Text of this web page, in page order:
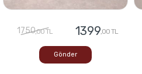
1750,00 TL 1399,00 TL
Gönder